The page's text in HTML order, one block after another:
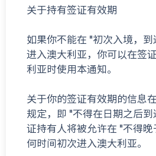
关于持有签证有效期
如果你不能在 "初次入境，
进入澳大利亚，你可以在签
利亚时使用本通知。
关于你的签证有效期的信息
规定，即 "不得在日期之后
证持有人将被允许在 "不得晚
何时间初次进入澳大利亚。